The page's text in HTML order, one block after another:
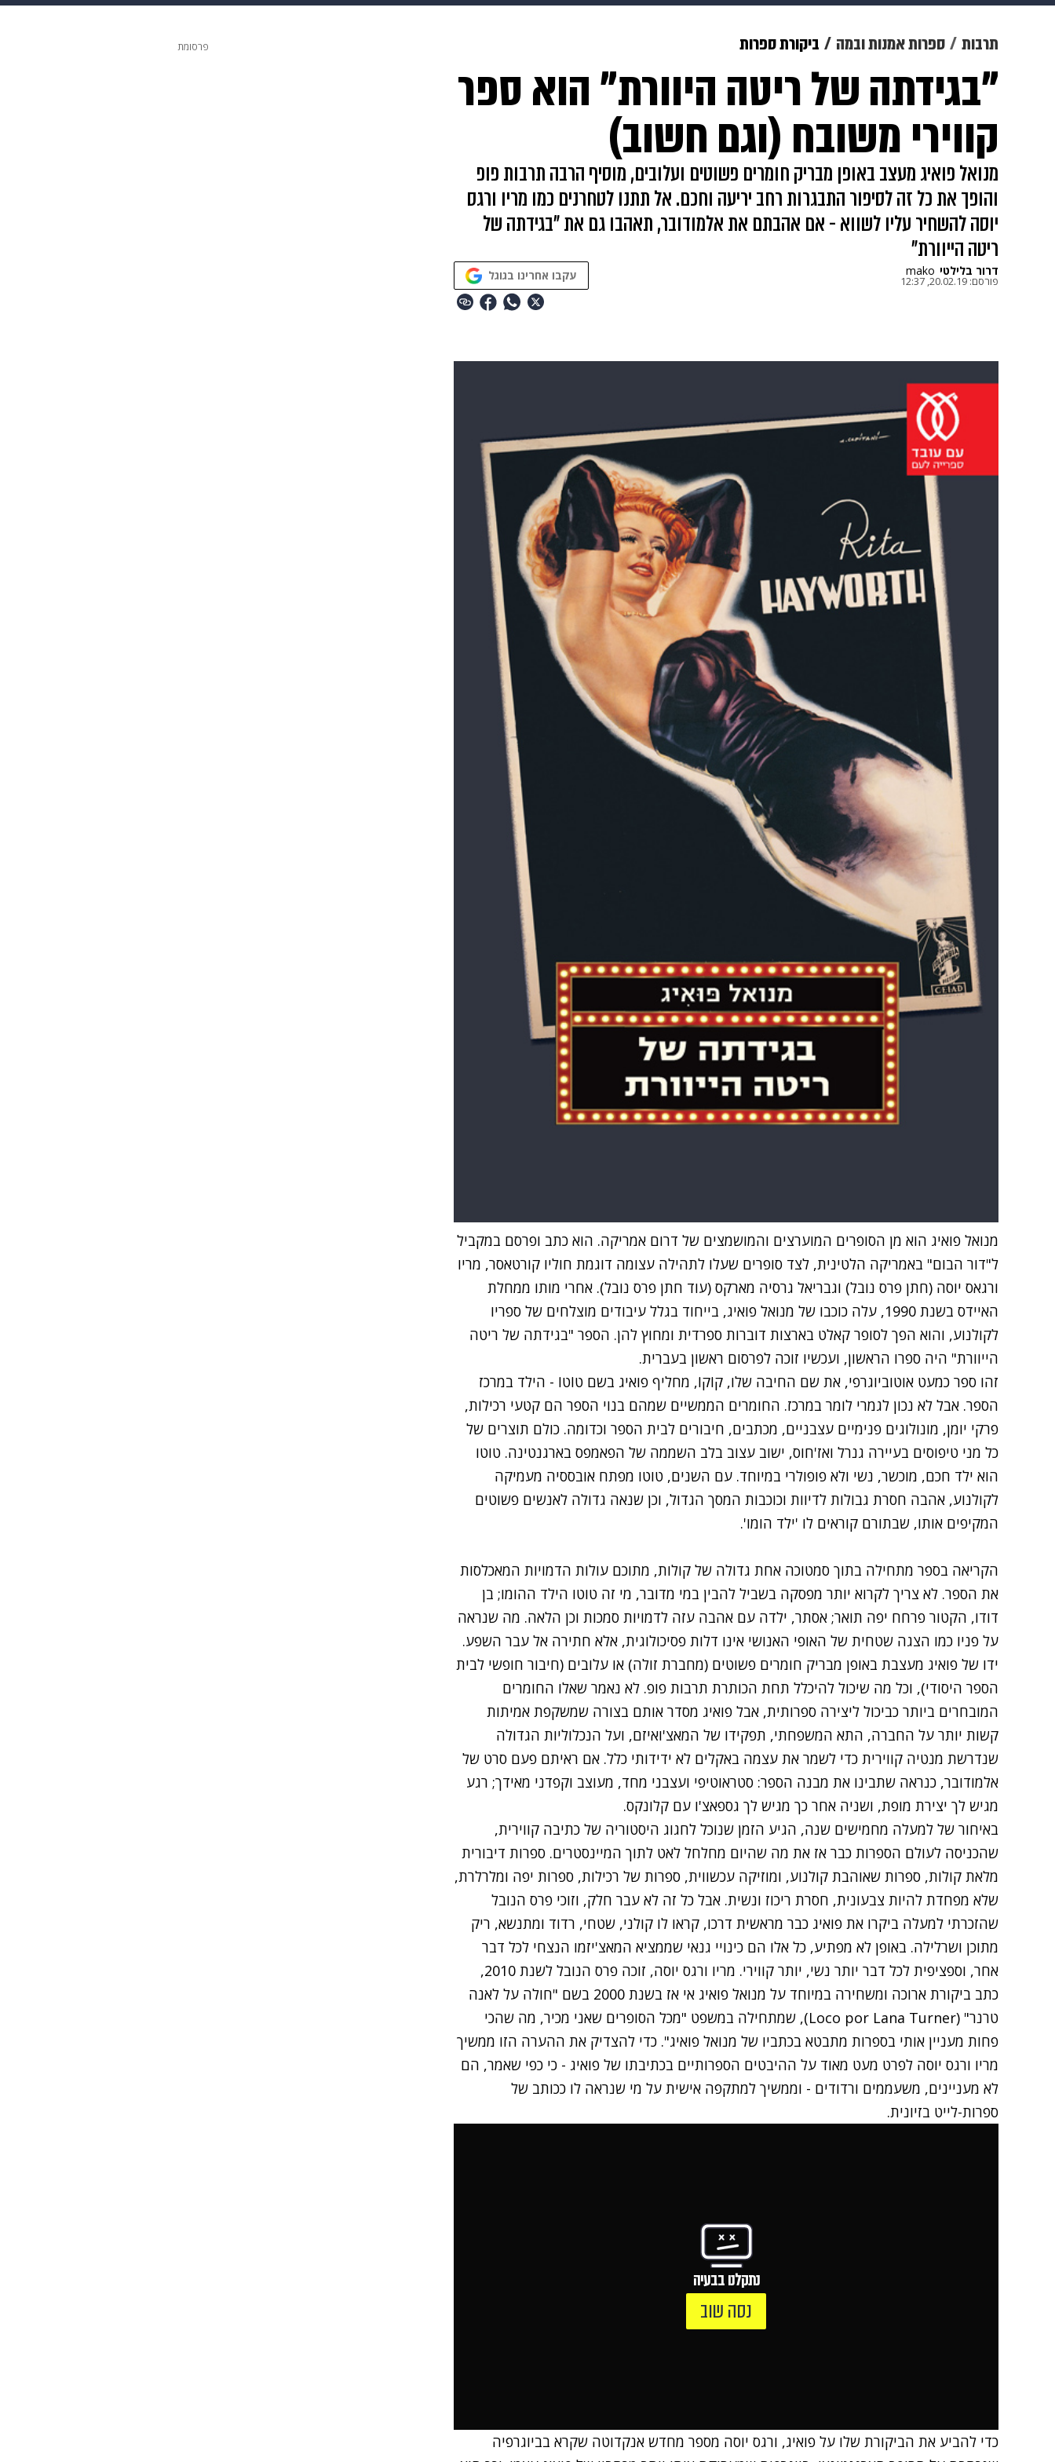
מוזיקה תרבות צבא וביטחון
דיגיטל גאווה ויוה משפט תשעה חודשים פרויקטים מיוחדים
תרבות ספרות אמנות ובמה ביקורת ספרות
"בגידתה של ריטה היוורת" הוא ספר
קווירי משובח (וגם חשוב)
מנואל פואיג מעצב באופן מבריק חומרים פשוטים ועלובים, מוסיף הרבה תרבות פופ
והופך את כל זה לסיפור התבגרות רחב יריעה וחכם. אל תתנו לטחרנים כמו מריו ורגס
יוסה להשחיר עליו לשווא - אם אהבתם את אלמודובר, תאהבו גם את "בגידתה של
ריטה הייוורת"
דרור בלילטי mako
פורסם: 20.02.19, 12:37 עקבו אחרינו בגוגל
מנואל פואיג הוא מן הסופרים המוערצים והמושמצים של דרום אמריקה. הוא כתב ופרסם במקביל
ל"דור הבום" באמריקה הלטינית, לצד סופרים שעלו לתהילה עצומה דוגמת חוליו קורטאסר, מריו
ורגאס יוסה (חתן פרס נובל) וגבריאל גרסיה מארקס (עוד חתן פרס נובל). אחרי מותו ממחלת
האיידס בשנת 1990, עלה כוכבו של מנואל פואיג, בייחוד בגלל עיבודים מוצלחים של ספריו
לקולנוע, והוא הפך לסופר קאלט בארצות דוברות ספרדית ומחוץ להן. הספר "בגידתה של ריטה
הייוורת" היה ספרו הראשון, ועכשיו זוכה לפרסום ראשון בעברית.
זהו ספר כמעט אוטוביוגרפי, את שם החיבה שלו, קוֹקוֹ, מחליף פואיג בשם טוֹטוֹ - הילד במרכז
הספר. אבל לא נכון לגמרי לומר במרכז. החומרים הממשיים שמהם בנוי הספר הם קטעי רכילות,
פרקי יומן, מונולוגים פנימיים עצבניים, מכתבים, חיבורים לבית הספר וכדומה. כולם תוצרים של
כל מני טיפוסים בעיירה גנרל ואז'חוס, ישוב עצוב בלב השממה של הפאמפס בארגנטינה. טוטו
הוא ילד חכם, מוכשר, נשי ולא פופולרי במיוחד. עם השנים, טוטו מפתח אובססיה מעמיקה
לקולנוע, אהבה חסרת גבולות לדיוות וכוכבות המסך הגדול, וכן שנאה גדולה לאנשים פשוטים
המקיפים אותו, שבתורם קוראים לו 'ילד הומו'.
הקריאה בספר מתחילה בתוך סמטוכה אחת גדולה של קולות, מתוכם עולות הדמויות המאכלסות
את הספר. לא צריך לקרוא יותר מפסקה בשביל להבין במי מדובר, מי זה טוטו הילד ההומו; בן
דודו, הקטור פרחח יפה תואר; אסתר, ילדה עם אהבה עזה לדמויות סמכות וכן הלאה. מה שנראה
על פניו כמו הצגה שטחית של האופי האנושי אינו דלות פסיכולוגית, אלא חתירה אל עבר השפע.
ידו של פואיג מעצבת באופן מבריק חומרים פשוטים (מחברת זולה) או עלובים (חיבור חופשי לבית
הספר היסודי), וכל מה שיכול להיכלל תחת הכותרת תרבות פופ. לא נאמר שאלו החומרים
המובחרים ביותר כביכול ליצירה ספרותית, אבל פואיג מסדר אותם בצורה שמשקפת אמיתות
קשות יותר על החברה, התא המשפחתי, תפקידו של המאצ'ואיזם, ועל הנכלוליות הגדולה
שנדרשת מנטיה קווירית כדי לשמר את עצמה באקלים לא ידידותי כלל. אם ראיתם פעם סרט של
אלמודובר, כנראה שתבינו את מבנה הספר: סטראוטיפי ועצבני מחד, מעוצב וקפדני מאידך; רגע
מגיש לך יצירת מופת, ושניה אחר כך מגיש לך גספאצ'ו עם קלונקס.
באיחור של למעלה מחמישים שנה, הגיע הזמן שנוכל לחגוג היסטוריה של כתיבה קווירית,
שהכניסה לעולם הספרות כבר אז את מה שהיום מחלחל לאט לתוך המיינסטרים. ספרות דיבורית
מלאת קולות, ספרות שאוהבת קולנוע, ומוזיקה עכשווית, ספרות של רכילות, ספרות יפה ומלרלרת,
שלא מפחדת להיות צבעונית, חסרת ריכוז ונשית. אבל כל זה לא עבר חלק, וזוכי פרס הנובל
שהזכרתי למעלה ביקרו את פואיג כבר מראשית דרכו, קראו לו קולני, שטחי, רדוד ומתנשא, ריק
מתוכן ושרלילה. באופן לא מפתיע, כל אלו הם כינויי גנאי שממציא המאצ'יזמו הנצחי לכל דבר
אחר, וספציפית לכל דבר יותר נשי, יותר קווירי. מריו ורגס יוסה, זוכה פרס הנובל לשנת 2010,
כתב ביקורת ארוכה ומשחירה במיוחד
על מנואל פואיג אי אז בשנת 2000 בשם "חולה על לאנה
טרנר" (Loco por Lana Turner), שמתחילה במשפט "מכל הסופרים שאני מכיר, מה שהכי
פחות מעניין אותי בספרות מתבטא בכתביו של מנואל פואיג". כדי להצדיק את ההערה הזו ממשיך
מריו ורגס יוסה לפרט מעט מאוד על ההיבטים הספרותיים בכתיבתו של פואיג - כי כפי שאמר, הם
לא מעניינים, משעממים ורדודים - וממשיך למתקפה אישית על מי שנראה לו ככותב של
ספרות-לייט בזיונית.
נתקלנו בבעיה
נסה שוב
כדי להביע את הביקורת שלו על פואיג, ורגס יוסה מספר מחדש אנקדוטה שקרא בביוגרפיה
פרסומת